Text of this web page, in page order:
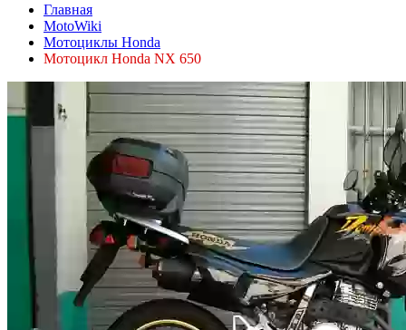
Главная
MotoWiki
Мотоциклы Honda
Мотоцикл Honda NX 650